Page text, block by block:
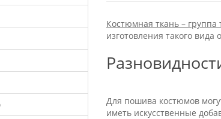
Костюмная ткань –
изготовления такого
Для пошива костюмов
иметь искусственные